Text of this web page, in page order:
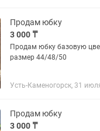
Продам юбку
3 000 ₸
Продам юбку базовую
размер 44/48/50
Усть-Каменогорск, 31
Продам юбку
3 000 ₸